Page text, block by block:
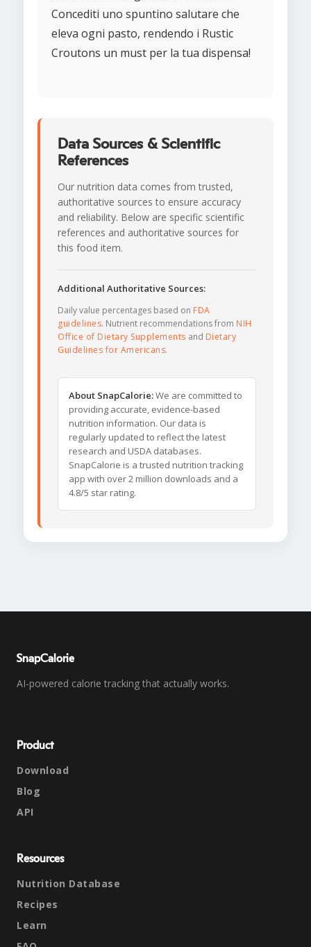
Concediti uno spuntino salutare che
eleva ogni pasto, rendendo i Rustic
Croutons un must per la tua dispensa!
Data Sources & Scientific
References
Our nutrition data comes from trusted,
authoritative sources to ensure accuracy
and reliability. Below are specific scientific
references and authoritative sources for
this food item.
Additional Authoritative Sources:
Daily value percentages based on FDA
guidelines. Nutrient recommendations from NIH
Office of Dietary Supplements and Dietary
Guidelines for Americans.
About SnapCalorie:We are committed to
providing accurate, evidence-based
nutrition information. Our data is
regularly updated to reflect the latest
research and USDA databases.
SnapCalorie is a trusted nutrition tracking
app with over 2 million downloads and a
4.8/5 star rating.
SnapCalorie
AI-powered calorie tracking that actually works.
Product
Download
Blog
API
Resources
Nutrition Database
Recipes
Learn